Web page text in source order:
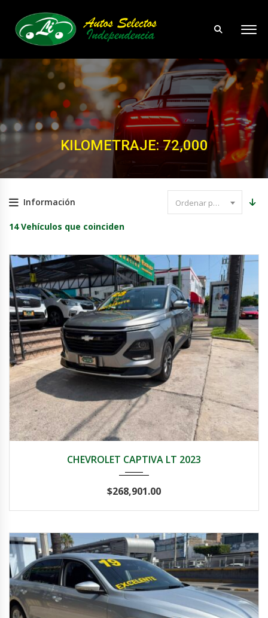
KILOMETRAJE: 72,000
Información Ordenar por precio
14 Vehículos que coinciden
CHEVROLET CAPTIVA LT 2023
$268,901.00